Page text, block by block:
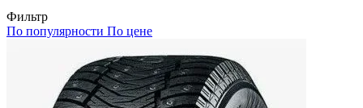
Фильтр
По популярности По цене